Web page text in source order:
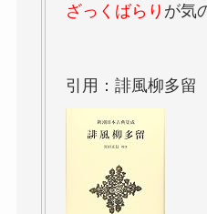
ざっくばらり が気
引用：誹風柳多留